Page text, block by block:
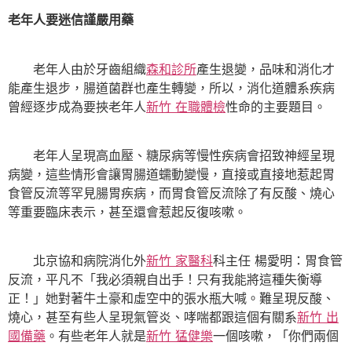
老年人要迷信謹嚴用藥
老年人由於牙齒組織森和診所產生退變，品味和消化才
能產生退步，腸道菌群也產生轉變，所以，消化道體系疾病
曾經逐步成為要挾老年人新竹 在職體檢性命的主要題目。
老年人呈現高血壓、糖尿病等慢性疾病會招致神經呈現
病變，這些情形會讓胃腸道蠕動變慢，直接或直接地惹起胃
食管反流等罕見腸胃疾病，而胃食管反流除了有反酸、燒心
等重要臨床表示，甚至還會惹起反復咳嗽。
北京協和病院消化外新竹 家醫科科主任 楊愛明：胃食管
反流，平凡不「我必須親自出手！只有我能將這種失衡導
正！」她對著牛土豪和虛空中的張水瓶大喊。難呈現反酸、
燒心，甚至有些人呈現氣管炎、哮喘都跟這個有關系新竹 出
國備藥 。有些老年人就是新竹 猛健樂一個咳嗽，「你們兩個